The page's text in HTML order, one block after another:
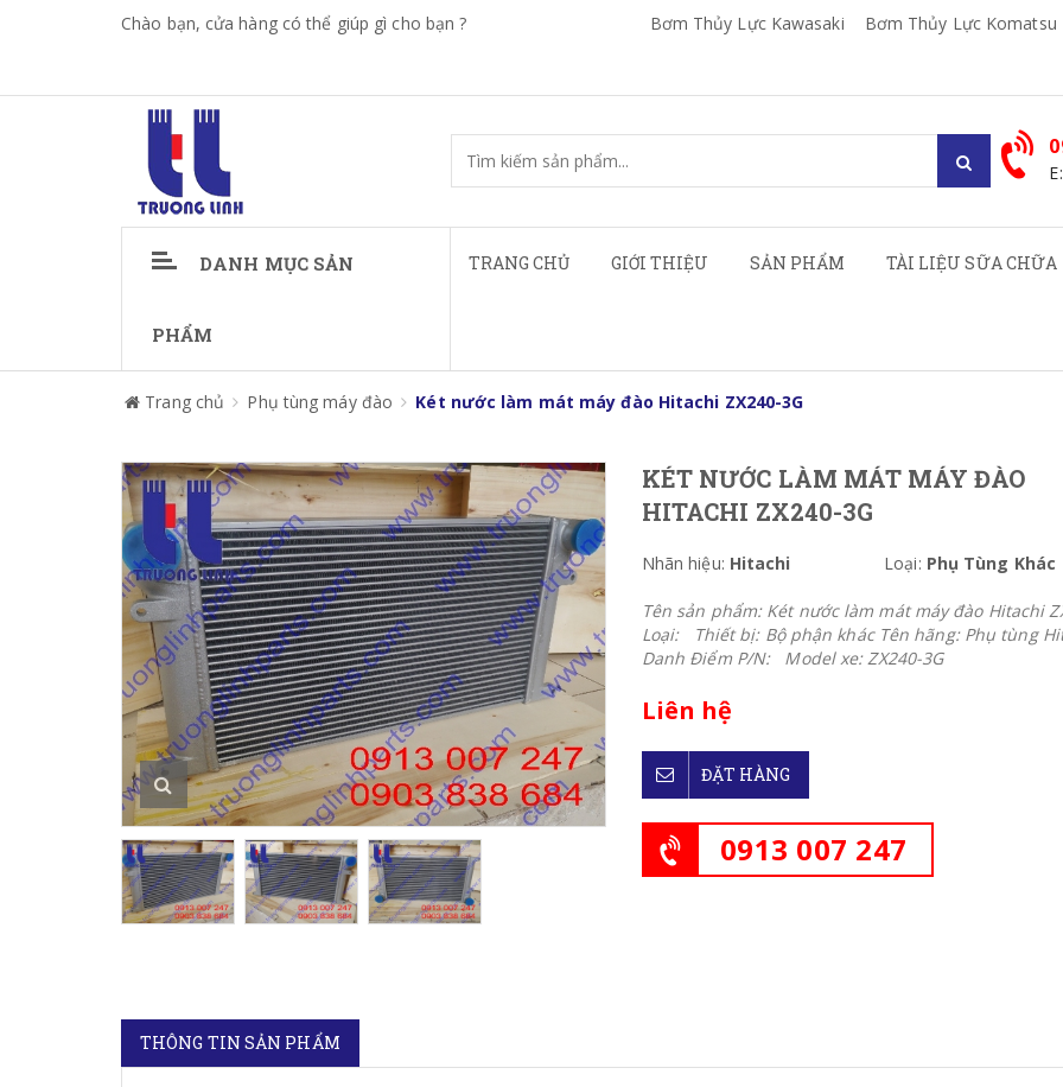
Chào bạn, cửa hàng có thể giúp gì cho bạn ? Bơm Thủy Lực Kawasaki Bơm Thủy Lực Komatsu
DANH MỤC SẢN
PHẨM
TRANG CHỦ GIỚI THIỆU SẢN PHẨM TÀI LIỆU SỮA CHỮA
Trang chủ Phụ tùng máy đào Két nước làm mát máy đào Hitachi ZX240-3G
KÉT NƯỚC LÀM MÁT MÁY ĐÀO
HITACHI ZX240-3G
Nhãn hiệu: Hitachi Loại: Phụ Tùng Khác
Tên sản phẩm: Két nước làm mát máy đào Hitachi
Loại: Thiết bị: Bộ phận khác Tên hãng: Phụ tùng
Danh Điểm P/N: Model xe: ZX240-3G
Liên hệ
ĐẶT HÀNG
0913 007 247
THÔNG TIN SẢN PHẨM